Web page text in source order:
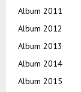
Album 2011
Album 2012
Album 2013
Album 2014
Album 2015